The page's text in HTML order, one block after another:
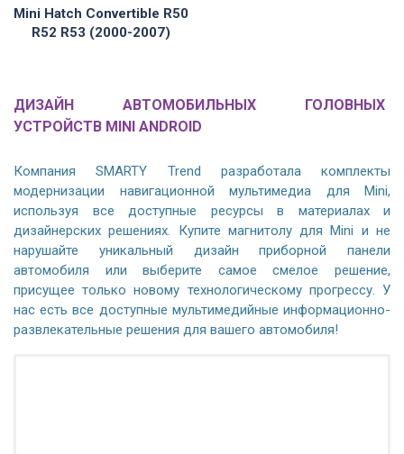
Mini Hatch Convertible R50
R52 R53 (2000-2007)
ДИЗАЙН АВТОМОБИЛЬНЫХ ГОЛОВНЫХ
УСТРОЙСТВ MINI ANDROID
Компания SMARTY Trend разработала комплекты
модернизации навигационной мультимедиа для Mini,
используя все доступные ресурсы в материалах и
дизайнерских решениях. Купите магнитолу для Mini и не
нарушайте уникальный дизайн приборной панели
автомобиля или выберите самое смелое решение,
присущее только новому технологическому прогрессу. У
нас есть все доступные мультимедийные информационно-
развлекательные решения для вашего автомобиля!